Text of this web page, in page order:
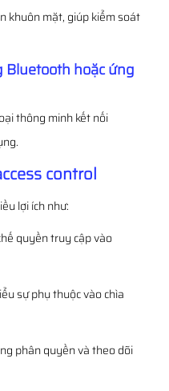
khuôn mặt, giúp kiểm soát
Bluetooth hoặc ứng
thông minh kết nối
control
lợi ích như:
quyền truy cập vào
sự phụ thuộc vào chìa
phân quyền và theo dõi